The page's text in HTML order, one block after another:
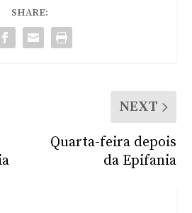
SHARE:
NEXT
Quarta-feira depois
da Epifania